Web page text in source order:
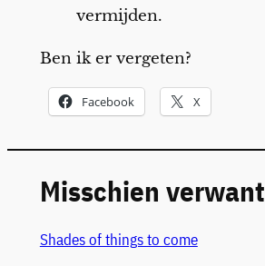
vermijden.
Ben ik er vergeten?
Facebook X
Misschien verwant
Shades of things to come